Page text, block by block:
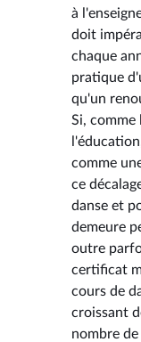
à
doit
chaque
pratique
qu'un
Si, comme
comme
ce
danse et
demeure
outre
certificat
cours de
croissant
nombre